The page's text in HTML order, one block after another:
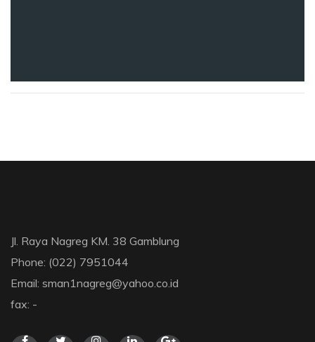
Jl. Raya Nagreg KM. 38 Gamblung
Phone: (022) 7951044
Email: sman1nagreg@yahoo.co.id
fax: -